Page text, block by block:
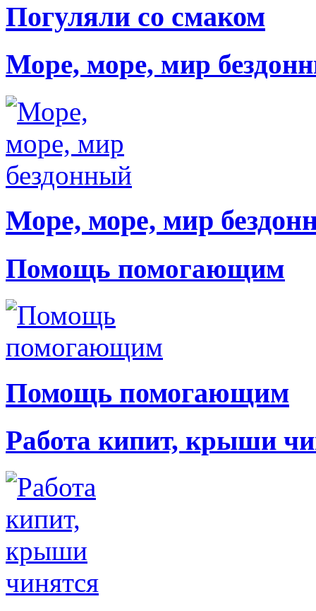
Погуляли со смаком
Море, море, мир
Море, море, мир
Помощь помогающим
Помощь помогающим
Работа кипит, крыши